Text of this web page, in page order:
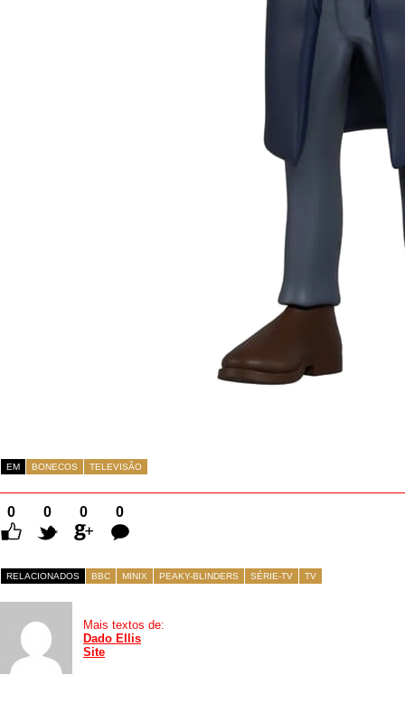
EM BONECOS TELEVISÃO
0 0 0
0
Comentários
RELACIONADOS BBC MINIX PEAKY-BLINDERS SÉRIE-TV TV
Mais textos de:
Dado Ellis
Site